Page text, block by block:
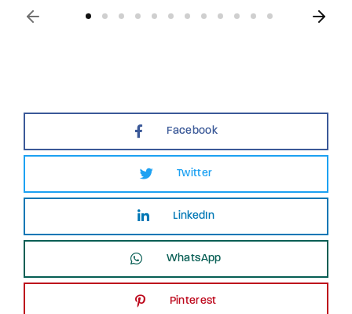
Facebook
Twitter
LinkedIn
WhatsApp
Pinterest